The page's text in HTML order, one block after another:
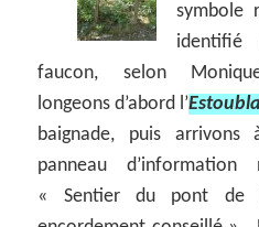
symbole
faucon, selon
longeons d’abord l’
baignade, puis
panneau d’information
« Sentier du pont de